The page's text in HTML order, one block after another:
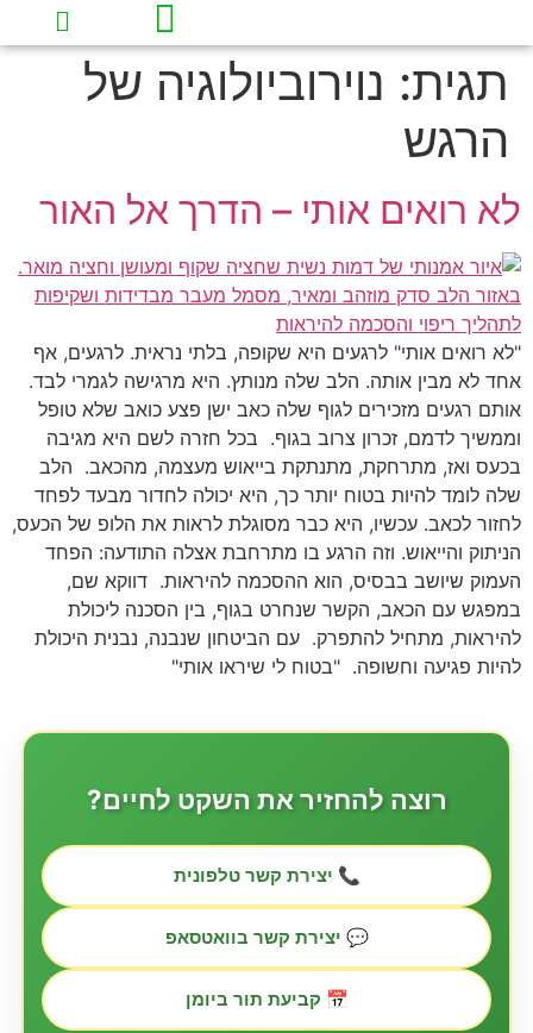
תגית: נוירוביולוגיה של
הרגש
לא רואים אותי – הדרך אל האור
"לא רואים אותי" לרגעים היא שקופה, בלתי נראית. לרגעים, אף
אחד לא מבין אותה. הלב שלה מנותץ. היא מרגישה לגמרי לבד.
אותם רגעים מזכירים לגוף שלה כאב ישן פצע כואב שלא טופל
וממשיך לדמם, זכרון צרוב בגוף. בכל חזרה לשם היא מגיבה
בכעס ואז, מתרחקת, מתנתקת בייאוש מעצמה, מהכאב. הלב
שלה לומד להיות בטוח יותר כך, היא יכולה לחדור מבעד לפחד
לחזור לכאב. עכשיו, היא כבר מסוגלת לראות את הלופ של הכעס,
הניתוק והייאוש. וזה הרגע בו מתרחבת אצלה התודעה: הפחד
העמוק שיושב בבסיס, הוא ההסכמה להיראות. דווקא שם,
במפגש עם הכאב, הקשר שנחרט בגוף, בין הסכנה ליכולת
להיראות, מתחיל להתפרק. עם הביטחון שנבנה, נבנית היכולת
להיות פגיעה וחשופה. "בטוח לי שיראו אותי"
רוצה להחזיר את השקט לחיים?
📞 יצירת קשר טלפונית
💬 יצירת קשר בוואטסאפ
📅 קביעת תור ביומן